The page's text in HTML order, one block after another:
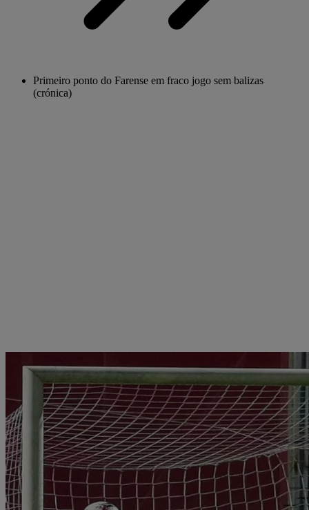
Primeiro ponto do Farense em fraco jogo sem balizas
(crónica)